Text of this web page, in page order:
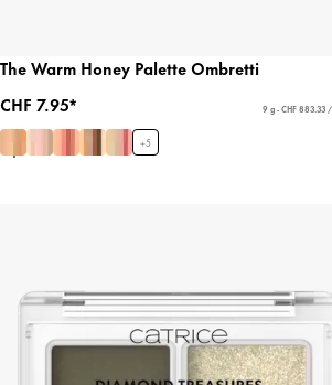
The Warm Honey Palette Ombretti
CHF 7.95*
9 g - CHF 883.33
+5